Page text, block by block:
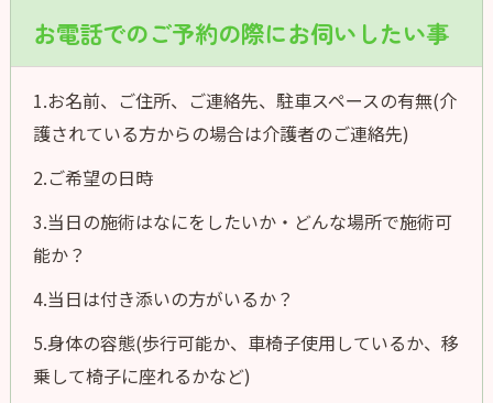
お電話でのご予約の際にお伺いしたい事
1.お名前、ご住所、ご連絡先、駐車スペースの有無(介
護されている方からの場合は介護者のご連絡先)
2.ご希望の日時
3.当日の施術はなにをしたいか・どんな場所で施術可
能か？
4.当日は付き添いの方がいるか？
5.身体の容態(歩行可能か、車椅子使用しているか、移
乗して椅子に座れるかなど)